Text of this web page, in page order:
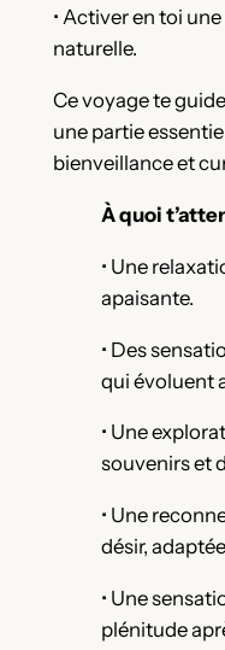
• Activer en toi
naturelle.
Ce voyage te
une partie
bienveillance et
À quoi
• Une
apaisante.
• Des
qui évoluent
• Une
souvenirs et
• Une
désir,
• Une
plénitude